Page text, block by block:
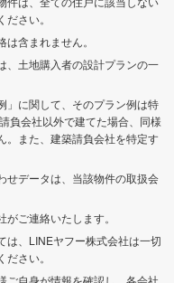
さい。
含まれません。
、土地購入者の設計プランの一
」に関して、そのプラン例は特
負会社以外で建てた場合、同様
。また、建築請負会社を特定す
せデータは、当該物件の取扱会
ご連絡いたします。
は、LINEヤフー株式会社は一切
さい。
ご自身が情報を確認し、各会社